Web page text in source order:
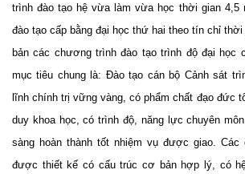
trình đào tạo hệ vừa làm vừa học thời gian 4,5
đào tạo cấp bằng đại học thứ hai theo tín chỉ
bản các chương trình đào tạo trình độ đại học
mục tiêu chung là: Đào tạo cán bộ Cảnh sát
lĩnh chính trị vững vàng, có phẩm chất đạo đức
duy khoa học, có trình độ, năng lực chuyên
sàng hoàn thành tốt nhiệm vụ được giao.
được thiết kế có cấu trúc cơ bản hợp lý, có